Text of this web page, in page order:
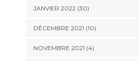
JANVIER 2022 (30)
DÉCEMBRE 2021 (10)
NOVEMBRE 2021 (4)